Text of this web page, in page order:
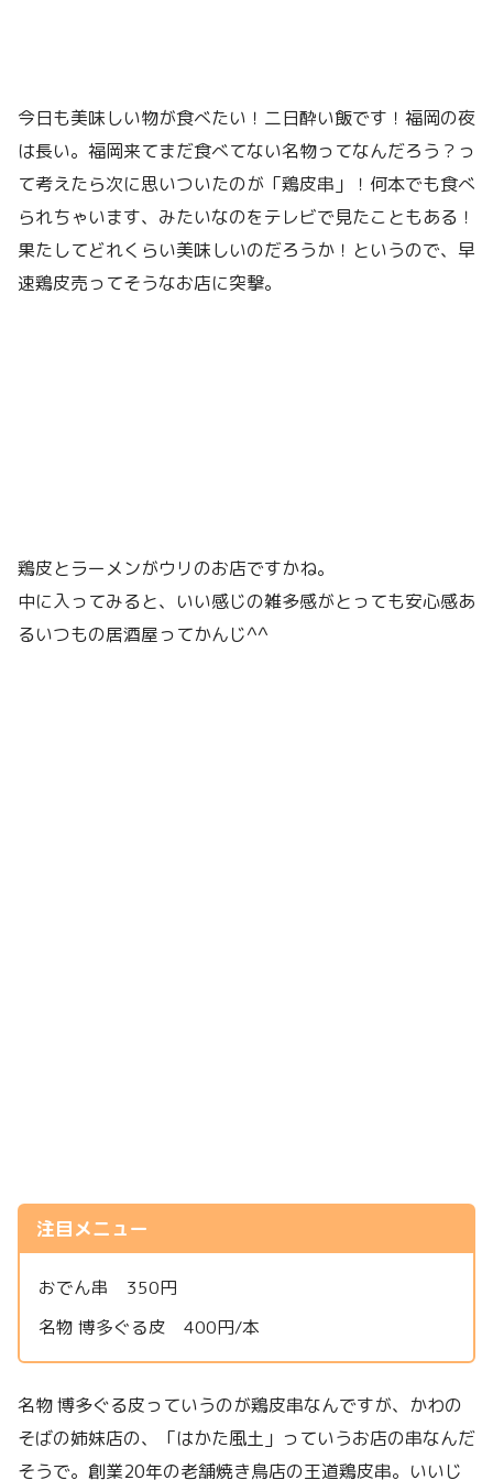
今日も美味しい物が食べたい！二日酔い飯です！福岡の夜
は長い。福岡来てまだ食べてない名物ってなんだろう？っ
て考えたら次に思いついたのが「鶏皮串」！何本でも食べ
られちゃいます、みたいなのをテレビで見たこともある！
果たしてどれくらい美味しいのだろうか！というので、早
速鶏皮売ってそうなお店に突撃。
鶏皮とラーメンがウリのお店ですかね。
中に入ってみると、いい感じの雑多感がとっても安心感あ
るいつもの居酒屋ってかんじ^^
注目メニュー
おでん串 350円
名物 博多ぐる皮 400円/本
名物 博多ぐる皮っていうのが鶏皮串なんですが、かわの
そばの姉妹店の、「はかた風土」っていうお店の串なんだ
そうで。創業20年の老舗焼き鳥店の王道鶏皮串。いいじ